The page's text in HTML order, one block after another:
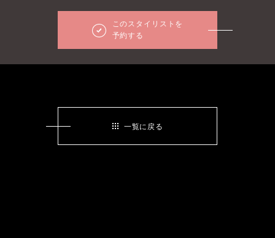
このスタイリストを
予約する
一覧に戻る